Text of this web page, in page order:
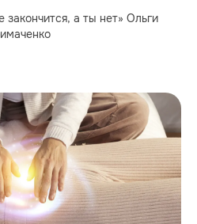
закончится, а ты нет» Ольги